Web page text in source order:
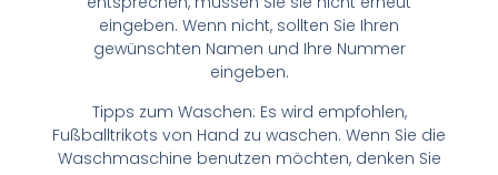
eingeben. Wenn nicht, sollten Sie Ihren
gewünschten Namen und Ihre Nummer
eingeben.
Tipps zum Waschen: Es wird empfohlen,
Fußballtrikots von Hand zu waschen. Wenn Sie die
Waschmaschine benutzen möchten, denken Sie